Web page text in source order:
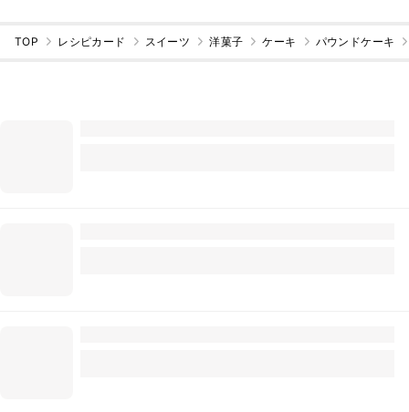
TOP レシピカード スイーツ 洋菓子 ケーキ パウンドケーキ